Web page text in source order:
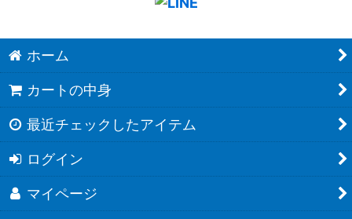
ホーム
カートの中身
最近チェックしたアイテム
ログイン
マイページ